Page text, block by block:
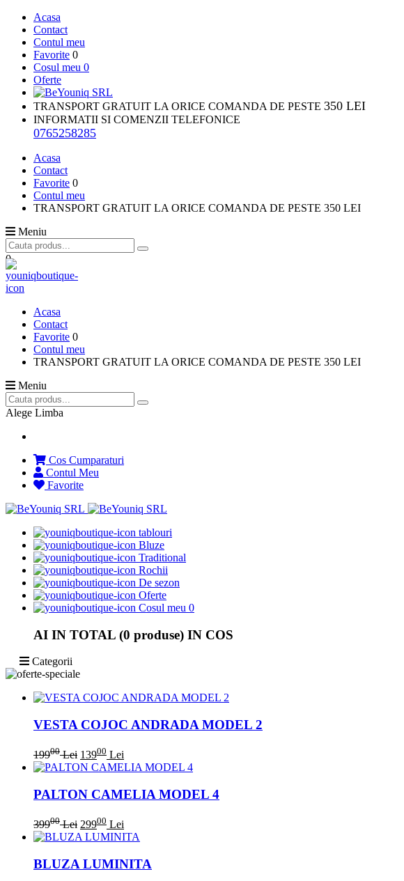
Acasa
Contact
Contul meu
Favorite 0
Cosul meu 0
Oferte
TRANSPORT GRATUIT LA ORICE COMANDA DE PESTE 350 LEI
INFORMATII SI COMENZII TELEFONICE
0765258285
Acasa
Contact
Favorite 0
Contul meu
TRANSPORT GRATUIT LA ORICE COMANDA DE PESTE 350 LEI
Meniu
0
Acasa
Contact
Favorite 0
Contul meu
TRANSPORT GRATUIT LA ORICE COMANDA DE PESTE 350 LEI
Meniu
Alege Limba
Cos Cumparaturi
Contul Meu
Favorite
tablouri
Bluze
Traditional
Rochii
De sezon
Oferte
Cosul meu 0
AI IN TOTAL (0 produse) IN COS
Categorii
VESTA COJOC ANDRADA MODEL 2
19900Lei 13900 Lei
PALTON CAMELIA MODEL 4
39900Lei 29900 Lei
BLUZA LUMINITA